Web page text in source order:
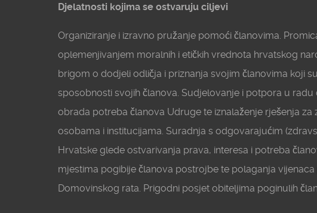
Djelatnosti kojima se ostvaruju ciljevi
Organiziranje i izravno pružanje pomoći članovima.
oplemenjivanjem moralnih i etičkih vrednota hrvatskog
brigom o dodjeli odličja i priznanja svojim članovima koji
sposobnosti svojih članova. Sudjelovanje i potpora u radu
obrada potreba članova Udruge te iznalaženje rješenja
osobama i institucijama. Suradnja s odgovarajućim
Hrvatske glede ostvarivanja prava, interesa i potreba
mjestima pogibije članova postrojbe te polaganja
Domovinskog rata. Prigodni posjet obiteljima poginulih